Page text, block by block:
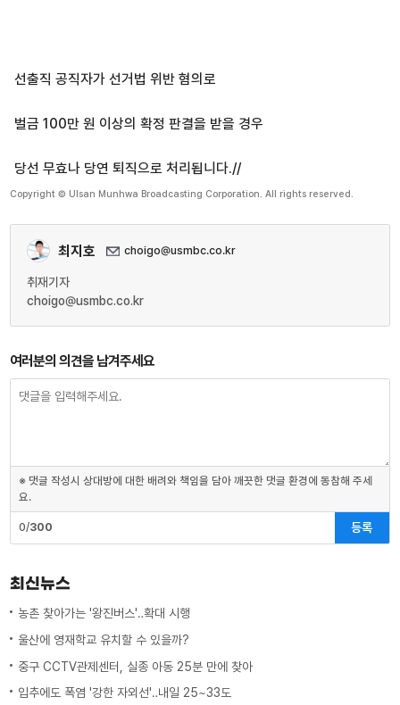
선출직 공직자가 선거법 위반 혐의로
벌금 100만 원 이상의 확정 판결을 받을 경우
당선 무효나 당연 퇴직으로 처리됩니다.//
Copyright © Ulsan Munhwa Broadcasting Corporation. All rights reserved.
최지호 choigo@usmbc.co.kr
취재기자
choigo@usmbc.co.kr
여러분의 의견을 남겨주세요
※ 댓글 작성시 상대방에 대한 배려와 책임을 담아 깨끗한 댓글 환경에 동참해 주세
요.
0/300 등록
최신뉴스
농촌 찾아가는 '왕진버스'‥확대 시행
울산에 영재학교 유치할 수 있을까?
중구 CCTV관제센터, 실종 아동 25분 만에 찾아
입추에도 폭염 '강한 자외선'‥내일 25~33도